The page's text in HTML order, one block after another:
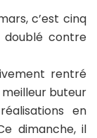
c’est cinq
contre
rentré
buteur
en
dimanche, il